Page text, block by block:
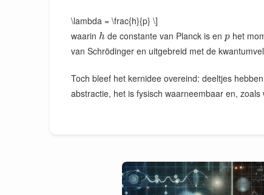
\lambda = \frac{h}{p} \]
waarin hde constante van Planck is en p het
van Schrödinger en uitgebreid met de
Toch bleef het kernidee overeind: deeltjes hebben
abstractie, het is fysisch waarneembaar en,